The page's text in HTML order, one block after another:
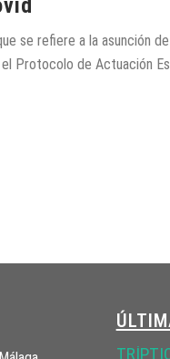
se refiere a la asunción
Protocolo de Actuación